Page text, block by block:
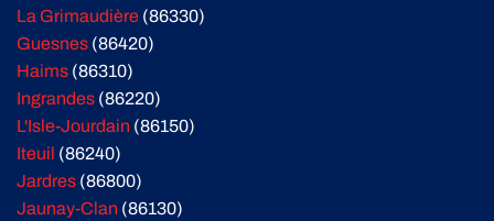
La Grimaudière (86330)
Guesnes (86420)
Haims (86310)
Ingrandes (86220)
L'Isle-Jourdain (86150)
Iteuil (86240)
Jardres (86800)
Jaunay-Clan (86130)